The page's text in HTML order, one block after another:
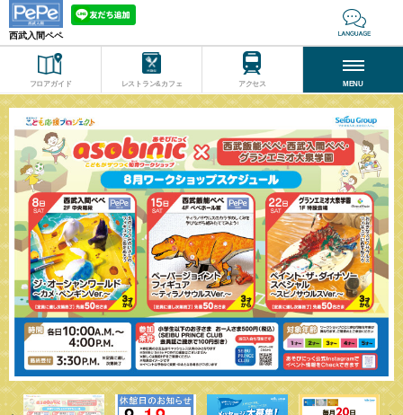
西武入間ペペ
フロアガイド レストラン&カフェ アクセス MENU